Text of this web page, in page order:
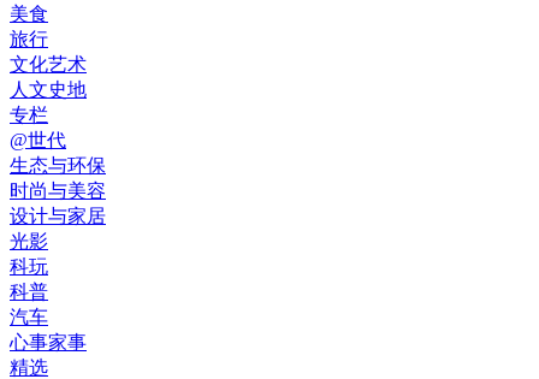
美食
旅行
文化艺术
人文史地
专栏
@世代
生态与环保
时尚与美容
设计与家居
光影
科玩
科普
汽车
心事家事
精选